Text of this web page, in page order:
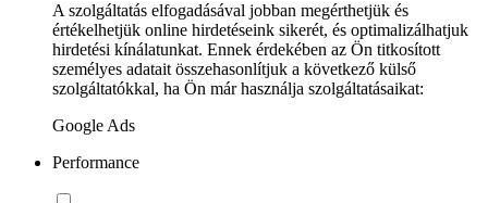
A szolgáltatás elfogadásával jobban megérthetjük és
értékelhetjük online hirdetéseink sikerét, és optimalizálhatjuk
hirdetési kínálatunkat. Ennek érdekében az Ön titkosított
személyes adatait összehasonlítjuk a következő külső
szolgáltatókkal, ha Ön már használja szolgáltatásaikat:
Google Ads
Performance